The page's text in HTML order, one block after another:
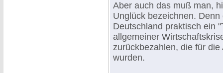
Aber auch das muß man,
Unglück bezeichnen.
Deutschland praktisch ein
allgemeiner
zurückbezahlen, die für
wurden.